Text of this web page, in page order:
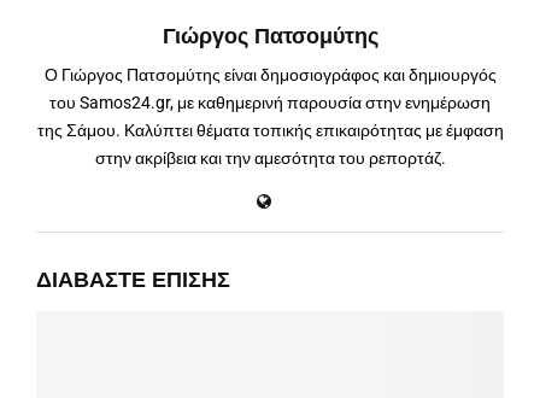
Γιώργος Πατσομύτης
Ο Γιώργος Πατσομύτης είναι δημοσιογράφος και δημιουργός
του Samos24.gr, με καθημερινή παρουσία στην ενημέρωση
της Σάμου. Καλύπτει θέματα τοπικής επικαιρότητας με έμφαση
στην ακρίβεια και την αμεσότητα του ρεπορτάζ.
ΔΙΑΒΆΣΤΕ ΕΠΊΣΗΣ